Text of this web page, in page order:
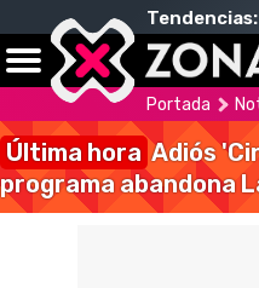
Tendencias:
Portada
Última hora Adiós
programa abandona